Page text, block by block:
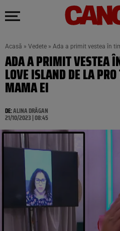
Acasă » Vedete » Ada a primit vestea în
ADA A PRIMIT VESTEA
LOVE ISLAND DE LA
MAMA EI
DE:ALINA DRĂGAN
21/10/2023 | 08:45